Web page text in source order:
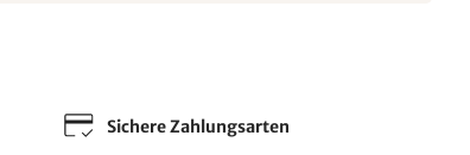
Sichere Zahlungsarten